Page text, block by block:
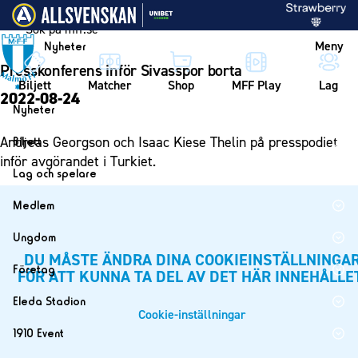
Vidare till innehållet
Nyheter Meny
Biljett Matcher Shop MFF Play Lag
Nyheter
Nyheter
Kalender
Biljett
Biljett
Mitt MFF
Biljetter till bortamatcher
Biljettvillkor
Lag och spelare
Lag
Spelare
Ledarstab
Damlaget
Spelare
Medlem
Medlemskap i Malmö FF
Årsmöte 2026
Ungdom
MFF Ungdom
Sommarfotboll
Fotbollsskolan
Företag
Bli företagspartner
Eleda Stadion
Eleda Stadion
1910 Event
Presskonferens inför Sivasspor borta
2022-08-24
Andreas Georgson och Isaac Kiese Thelin på presspodiet
inför avgörandet i Turkiet.
DU MÅSTE ÄNDRA DINA
FÖR ATT KUNNA TA DEL AV DET HÄR
Cookie-inställningar